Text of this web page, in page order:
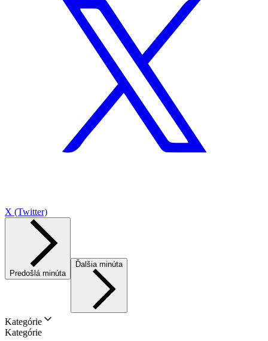
X (Twitter)
Predošlá minúta
Ďalšia minúta
Kategórie
Kategórie